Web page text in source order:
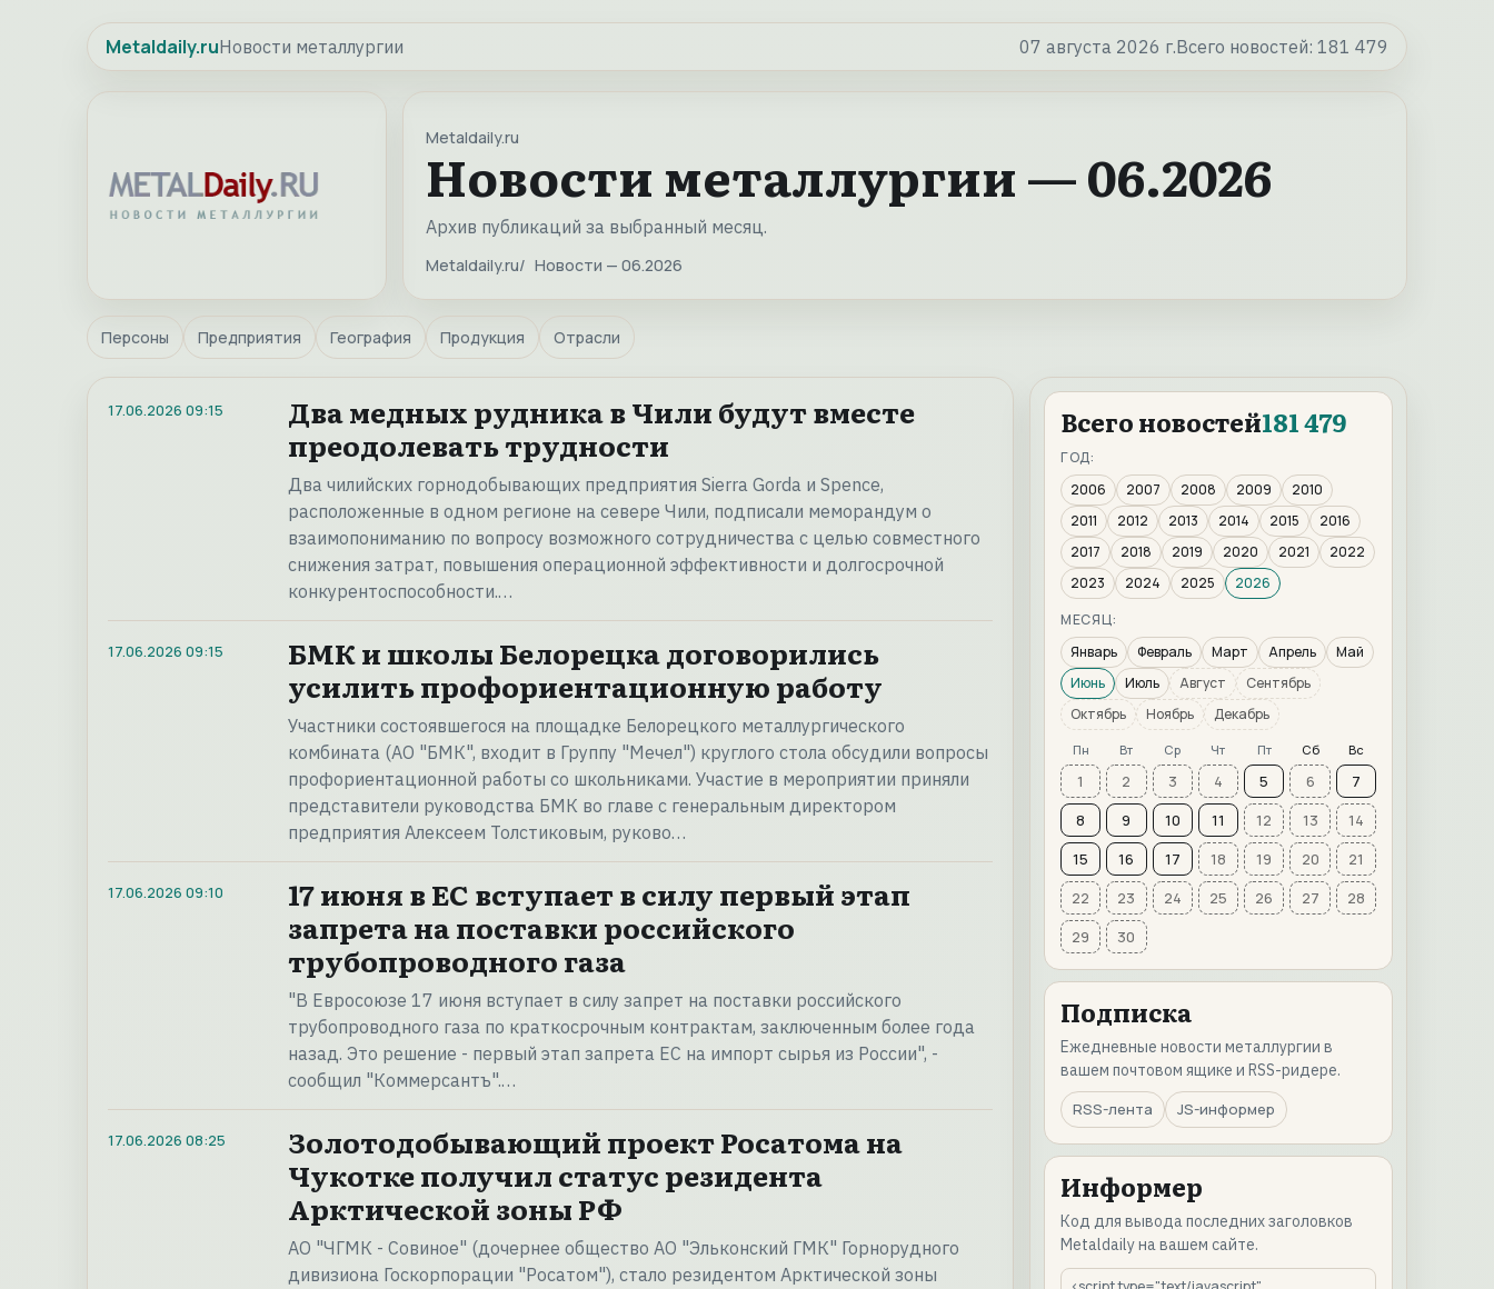
Metaldaily.ruНовости металлургии 07 августа 2026 г.Всего новостей: 181 479
Metaldaily.ru
Новости металлургии — 06.2026
Архив публикаций за выбранный месяц.
Metaldaily.ru Новости — 06.2026
Персоны Предприятия География Продукция Отрасли
17.06.2026 09:15
Два медных рудника в Чили будут вместе
преодолевать трудности
Два чилийских горнодобывающих предприятия Sierra Gorda и Spence,
расположенные в одном регионе на севере Чили, подписали меморандум о
взаимопониманию по вопросу возможного сотрудничества с целью совместного
снижения затрат, повышения операционной эффективности и долгосрочной
конкурентоспособности.…
17.06.2026 09:15
БМК и школы Белорецка договорились
усилить профориентационную работу
Участники состоявшегося на площадке Белорецкого металлургического
комбината (АО "БМК", входит в Группу "Мечел") круглого стола обсудили вопросы
профориентационной работы со школьниками. Участие в мероприятии приняли
представители руководства БМК во главе с генеральным директором
предприятия Алексеем Толстиковым, руково…
17.06.2026 09:10
17 июня в ЕС вступает в силу первый этап
запрета на поставки российского
трубопроводного газа
"В Евросоюзе 17 июня вступает в силу запрет на поставки российского
трубопроводного газа по краткосрочным контрактам, заключенным более года
назад. Это решение - первый этап запрета ЕС на импорт сырья из России", -
сообщил "Коммерсантъ".…
17.06.2026 08:25
Золотодобывающий проект Росатома на
Чукотке получил статус резидента
Арктической зоны РФ
АО "ЧГМК - Совиное" (дочернее общество АО "Эльконский ГМК" Горнорудного
дивизиона Госкорпорации "Росатом"), стало резидентом Арктической зоны
Всего новостей181 479
ГОД:
2006
2007 2008 2009
2010
2011
2012 2013 2014 2015
2016
2017
2018 2019 2020 2021
2022
2023
2024 2025
2026
МЕСЯЦ:
Январь
Февраль Март Апрель
Май
Июнь
Июль Август
Сентябрь
Октябрь
Ноябрь Декабрь
Пн Вт Ср Чт Пт Сб Вс
1 2 3 4 5 6
7
8
9 10 11 12 13
14
15
16 17 18 19 20
21
22
23 24 25 26 27
28
29
30
Подписка
Ежедневные новости металлургии в
вашем почтовом ящике и RSS-ридере.
RSS-лента
JS-информер
Информер
Код для вывода последних заголовков
Metaldaily на вашем сайте.